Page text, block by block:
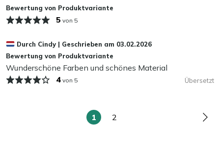
Mehr ansehen Outdoor Kissen
Bewertung von Produktvariante
5 von 5
Durch Cindy | Geschrieben am 03.02.2026
Bewertung von Produktvariante
Wunderschöne Farben und schönes Material
4 von 5 Übersetzt
Sie
1
Seite
2